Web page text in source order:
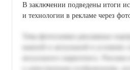
В заключении подведены итоги
и технологии в рекламе через